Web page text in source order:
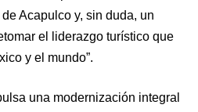
Acapulco y, sin duda, un
el liderazgo turístico que
y el mundo”.
una modernización integral